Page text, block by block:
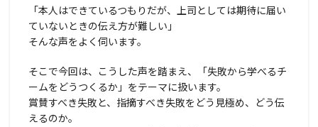
「本人はできているつもりだが、上司としては期待に届い
ていないときの伝え方が難しい」
そんな声をよく伺います。
そこで今回は、こうした声を踏まえ、「失敗から学べるチ
ームをどうつくるか」をテーマに扱います。
賞賛すべき失敗と、指摘すべき失敗をどう見極め、どう伝
えるのか。